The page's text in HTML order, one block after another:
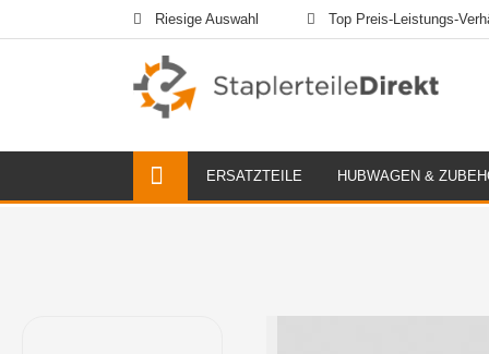
Riesige Auswahl Top Preis-Leistungs-
ERSATZTEILE HUBWAGEN &